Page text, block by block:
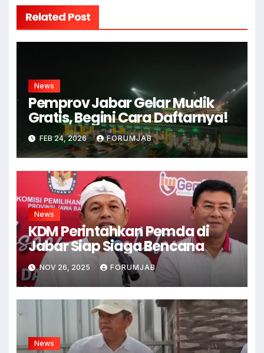
Related Post
News
Pemprov Jabar Gelar Mudik
Gratis, Begini Cara Daftarnya!
FEB 24, 2026 FORUMJAB
News
KDM Perintahkan Pemda di
Jabar Siap Siaga Bencana
NOV 26, 2025 FORUMJAB
News